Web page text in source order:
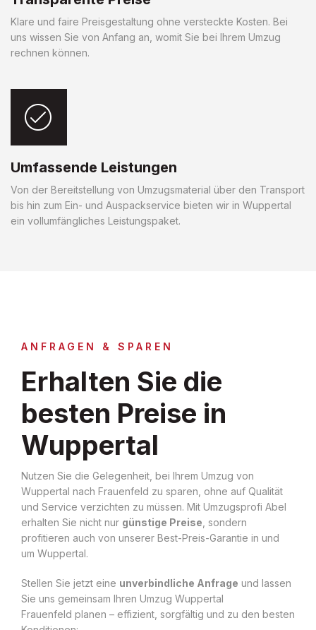
Klare und faire Preisgestaltung ohne versteckte Kosten. Bei
uns wissen Sie von Anfang an, womit Sie bei Ihrem Umzug
rechnen können.
Umfassende Leistungen
Von der Bereitstellung von Umzugsmaterial über den Transport
bis hin zum Ein- und Auspackservice bieten wir in Wuppertal
ein vollumfängliches Leistungspaket.
ANFRAGEN & SPAREN
Erhalten Sie die
besten Preise in
Wuppertal
Nutzen Sie die Gelegenheit, bei Ihrem Umzug von
Wuppertal nach Frauenfeld zu sparen, ohne auf Qualität
und Service verzichten zu müssen. Mit Umzugsprofi Abel
erhalten Sie nicht nur günstige Preise , sondern
profitieren auch von unserer Best-Preis-Garantie in und
um Wuppertal.
Stellen Sie jetzt eine unverbindliche Anfrage und lassen
Sie uns gemeinsam Ihren Umzug Wuppertal
Frauenfeld planen – effizient, sorgfältig und zu den besten